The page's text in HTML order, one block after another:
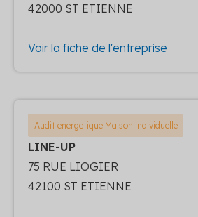
42000 ST ETIENNE
Voir la fiche de l'entreprise
Audit energetique Maison individuelle
LINE-UP
75 RUE LIOGIER
42100 ST ETIENNE